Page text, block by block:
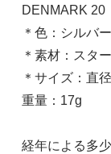
DENMARK 20
＊色：シルバー
＊素材：スタ
＊サイズ：直
重量：17g
経年による多